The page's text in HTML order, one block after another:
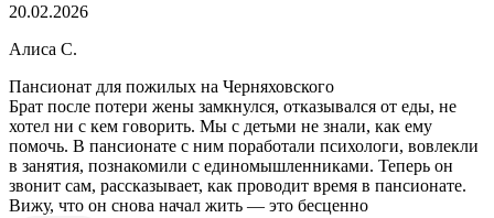
20.02.2026
Алиса С.
Пансионат для пожилых на Черняховского
Брат после потери жены замкнулся, отказывался от еды, не
хотел ни с кем говорить. Мы с детьми не знали, как ему
помочь. В пансионате с ним поработали психологи, вовлекли
в занятия, познакомили с единомышленниками. Теперь он
звонит сам, рассказывает, как проводит время в пансионате.
Вижу, что он снова начал жить — это бесценно